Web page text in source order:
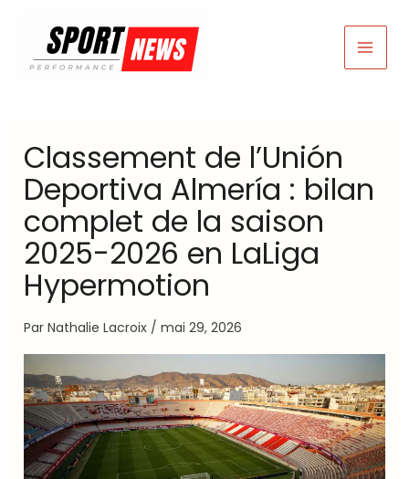
contenu
Classement de l’Unión
Deportiva Almería : bilan
complet de la saison
2025-2026 en LaLiga
Hypermotion
ParNathalie Lacroix /mai 29, 2026